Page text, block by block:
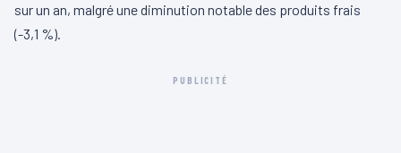
sur un an, malgré une diminution notable des produits frais
(-3,1 %).
PUBLICITÉ